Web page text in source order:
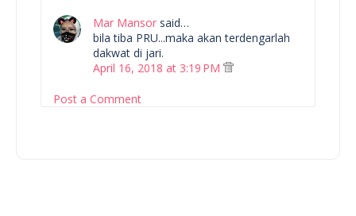
Mar Mansor said…
bila tiba PRU...maka akan terdengarlah
dakwat di jari.
April 16, 2018 at 3:19 PM
Post a Comment